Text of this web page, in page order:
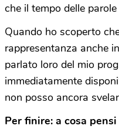
che il tempo delle
Quando ho scoperto
rappresentanza anche
parlato loro del mio
immediatamente
non posso ancora
Per finire: a cosa